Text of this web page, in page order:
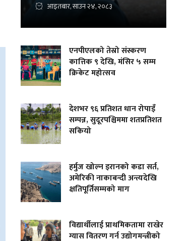
आइतबार, साउन २४, २०८३
एनपीएलको तेस्रो संस्करण
कात्तिक ९ देखि, मंसिर ५ सम्म
क्रिकेट महोत्सव
देशभर ९६ प्रतिशत धान रोपाइँ
सम्पन्न, सुदूरपश्चिममा शतप्रतिशत
सकियो
हर्मुज खोल्न इरानको कडा सर्त,
अमेरिकी नाकाबन्दी अन्त्यदेखि
क्षतिपूर्तिसम्मको माग
विद्यार्थीलाई प्राथमिकतामा राखेर
ग्यास वितरण गर्न उद्योगमन्त्रीको